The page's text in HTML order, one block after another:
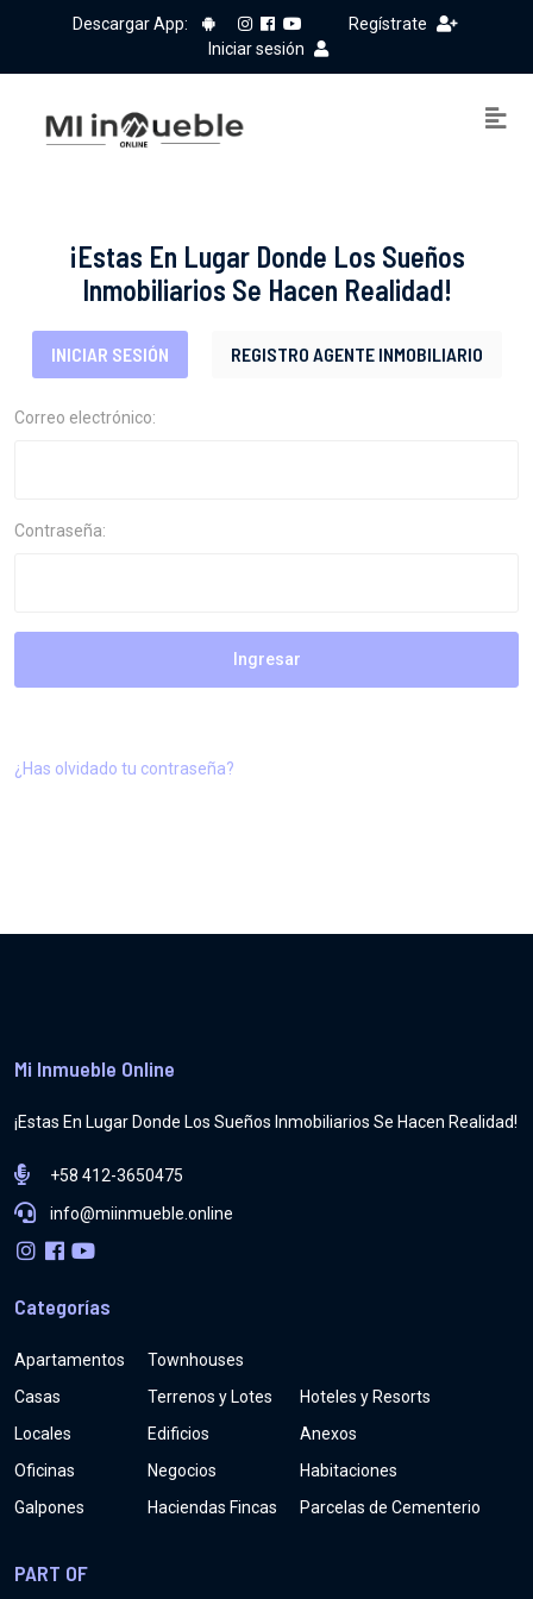
Descargar App:
Regístrate
Iniciar sesión
¡Estas En Lugar Donde Los Sueños
Inmobiliarios Se Hacen Realidad!
INICIAR SESIÓN REGISTRO AGENTE INMOBILIARIO
Correo electrónico:
Contraseña:
Ingresar
¿Has olvidado tu contraseña?
Mi Inmueble Online
¡Estas En Lugar Donde Los Sueños Inmobiliarios Se Hacen Realidad!
+58 412-3650475
info@miinmueble.online
Categorías
Apartamentos
Casas
Locales
Oficinas
Galpones
Townhouses
Terrenos y Lotes
Edificios
Negocios
Haciendas Fincas
Hoteles y Resorts
Anexos
Habitaciones
Parcelas de Cementerio
PART OF